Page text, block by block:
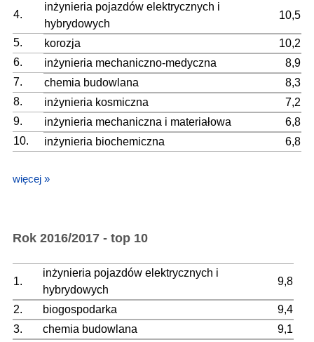
4.
inżynieria pojazdów elektrycznych i
hybrydowych
10,5
5. korozja
10,2
6.
inżynieria mechaniczno-medyczna
8,9
7.
chemia budowlana
8,3
8.
inżynieria kosmiczna
7,2
9.
inżynieria mechaniczna i materiałowa
6,8
10.
inżynieria biochemiczna 6,8
więcej »
Rok 2016/2017 - top 10
1.
inżynieria pojazdów elektrycznych i
hybrydowych
9,8
2. biogospodarka
9,4
3.
chemia budowlana
9,1